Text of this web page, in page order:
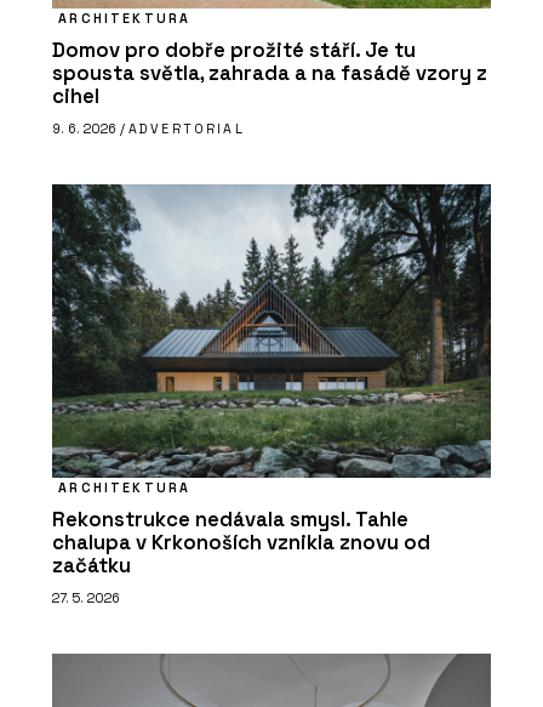
ARCHITEKTURA
Domov pro dobře prožité stáří. Je tu
spousta světla, zahrada a na fasádě vzory z
cihel
9. 6. 2026 / ADVERTORIAL
ARCHITEKTURA
Rekonstrukce nedávala smysl. Tahle
chalupa v Krkonoších vznikla znovu od
začátku
27. 5. 2026